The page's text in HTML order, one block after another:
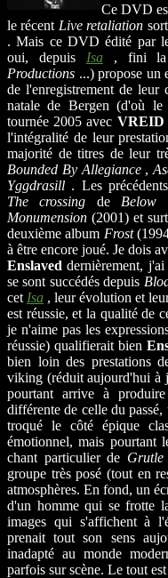
Ce DVD
le récent Live retaliation
. Mais ce DVD édité par
oui, depuis Isa, fini la
Productions ...) propose un
de l'enregistrement de
natale de Bergen (d'où
tournée 2005 avec VREID
l'intégralité de leur
majorité de titres de leur
Bounded By Allegiance,
Yggdrasill . Les
The crossing de Below
Monumension (2001) et
deuxième album Frost
à être encore joué. Je dois
Enslaved dernièrement,
se sont succédés depuis
cet Isa , leur évolution et
est réussie, et la qualité de
je n'aime pas les
réussie) qualifierait bien
bien loin des prestations
viking (réduit aujourd'hui à
pourtant arrive à
différente de celle du
troqué le côté épique
émotionnel, mais pourtant
chant particulier de
groupe très posé (tout en
atmosphères. En fond, un
d'un homme qui se frotte
images qui s'affichent à
prenait tout son sens
inadapté au monde
parfois sur scène. Le tout